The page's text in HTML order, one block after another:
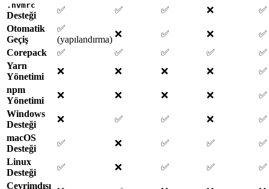
.nvmrc
Desteği
✅ ✅ ✅ ❌
✅
Otomatik
Geçiş
✅
(yapılandırma)
❌ ✅ ❌
Corepack
✅ ✅ ✅ ✅
✅
Yarn
Yönetimi
❌ ❌ ❌ ❌
✅
npm
Yönetimi
❌ ❌ ❌ ❌
✅
Windows
Desteği
❌ ✅ ✅ ❌
✅
macOS
Desteği
✅ ❌ ✅ ✅
✅
Linux
Desteği
✅ ❌ ✅ ✅
✅
Çevrimdışı